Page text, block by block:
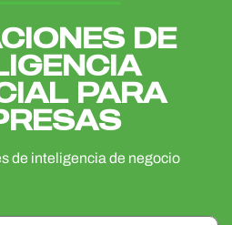
DE
PARA
de inteligencia de negocio